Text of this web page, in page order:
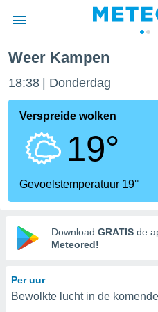
door
verstrekte
hoge
hebt de
voor
op basis
Weer Kampen
18:38 Donderdag
Verspreide wolken
19°
Gevoelstemperatuur 19°
Download GRATIS de
Meteored!
Per uur
Bewolkte lucht in de